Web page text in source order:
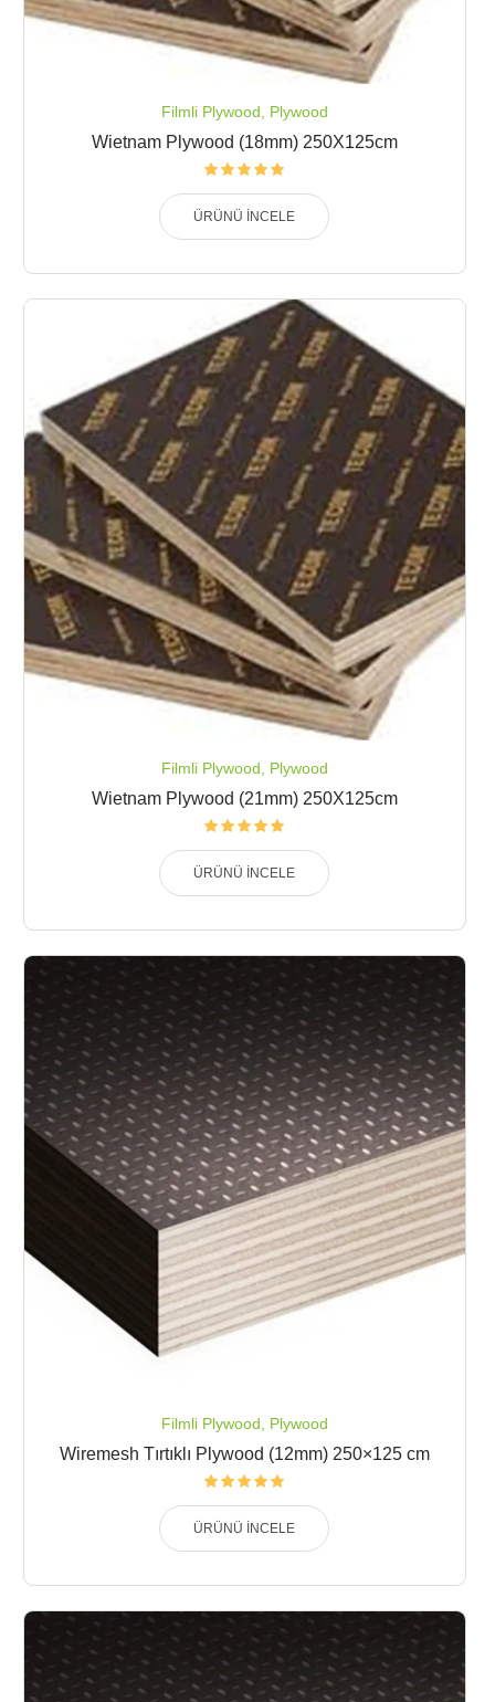
Filmli Plywood, Plywood
Wietnam Plywood (18mm) 250X125cm
ÜRÜNÜ İNCELE
Filmli Plywood Plywood
Wietnam Plywood (21mm) 250X125cm
ÜRÜNÜ İNCELE
Filmli Plywood, Plywood
Wiremesh Tırtıklı Plywood (12mm) 250×125 cm
ÜRÜNÜ İNCELE